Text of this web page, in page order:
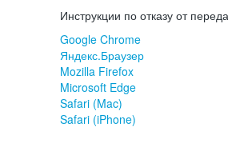
Инструкции по отказу от
Google Chrome
Яндекс.Браузер
Mozilla Firefox
Microsoft Edge
Safari (Mac)
Safari (iPhone)